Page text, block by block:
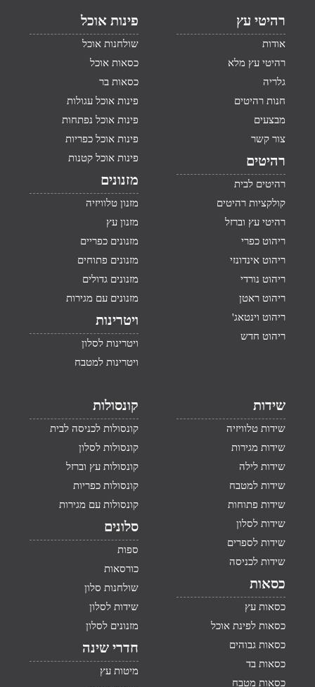
רהיטי עץ
אודות
רהיטי עץ מלא
גלריה
חנות רהיטים
מבצעים
צור קשר
רהיטים
רהיטים לבית
קולקציות רהיטים
רהיטי עץ וברזל
ריהוט כפרי
ריהוט אינדונזי
ריהוט נורדי
ריהוט ראטן
ריהוט וינטאג'
ריהוט חדש
פינות אוכל
שולחנות אוכל
כסאות אוכל
כסאות בר
פינות אוכל עגולות
פינות אוכל נפתחות
פינות אוכל כפריות
פינות אוכל קטנות
מזנונים
מזנון טלוויזיה
מזנון עץ
מזנונים כפריים
מזנונים פתוחים
מזנונים גדולים
מזנונים עם מגירות
ויטרינות
ויטרינות לסלון
ויטרינות למטבח
שידות
שידות טלוויזיה
שידות מגירות
שידות לילה
שידות למטבח
שידות פתוחות
שידות לסלון
שידות לספרים
שידות לכניסה
כסאות
כסאות עץ
כסאות לפינת אוכל
כסאות גבוהים
כסאות בד
כסאות מטבח
קונסולות
קונסולות לכניסה לבית
קונסולות לסלון
קונסולות עץ וברזל
קונסולות כפריות
קונסולות עם מגירות
סלונים
ספות
כורסאות
שולחנות סלון
שידות לסלון
מזנונים לסלון
חדרי שינה
מיטות עץ